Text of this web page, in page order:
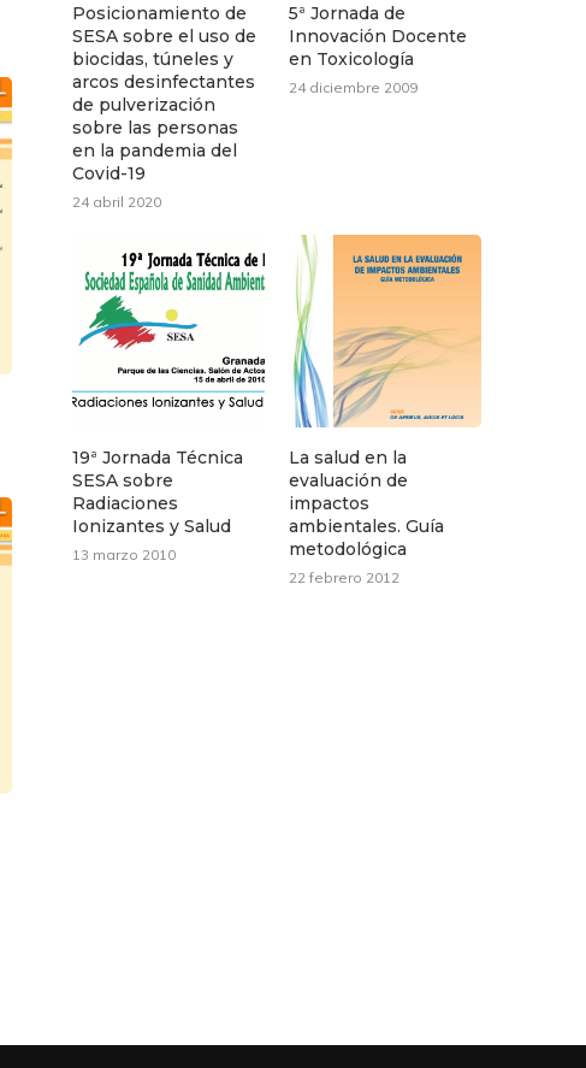
Posicionamiento de
SESA sobre el uso de
biocidas, túneles y
arcos desinfectantes
de pulverización
sobre las personas
en la pandemia del
Covid-19
24 abril 2020
5ª Jornada de
Innovación Docente
en Toxicología
24 diciembre 2009
19ª Jornada Técnica
SESA sobre
Radiaciones
Ionizantes y Salud
13 marzo 2010
La salud en la
evaluación de
impactos
ambientales. Guía
metodológica
22 febrero 2012